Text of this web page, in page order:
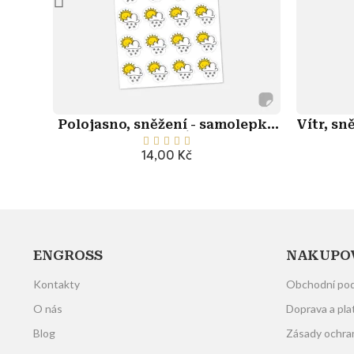
Polojasno, sněžení - samolepky
počasí
    
14,00 Kč
Přidat do košíku
Vítr,
ENGROSS
Kontakty
O nás
Blog
Obchodní
Doprava a
Zásady